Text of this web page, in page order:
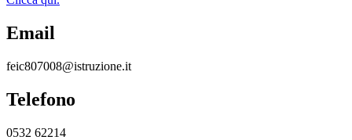
Email
feic807008@istruzione.it
Telefono
0532 62214